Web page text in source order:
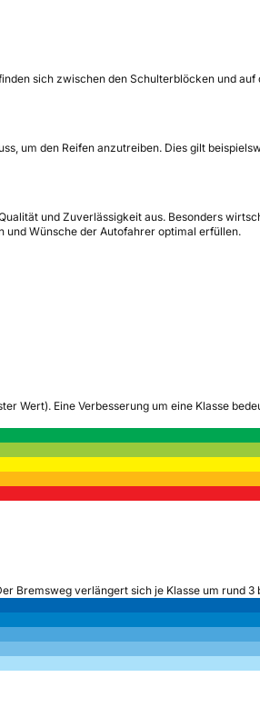
sich zwischen den Schulterblöcken und
um den Reifen anzutreiben. Dies gilt
und Zuverlässigkeit aus. Besonders
und Wünsche der Autofahrer optimal erfüllen.
Wert). Eine Verbesserung um eine Klasse
Bremsweg verlängert sich je Klasse um rund 3